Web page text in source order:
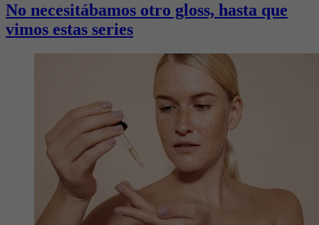
No necesitábamos otro gloss, hasta que
vimos estas series